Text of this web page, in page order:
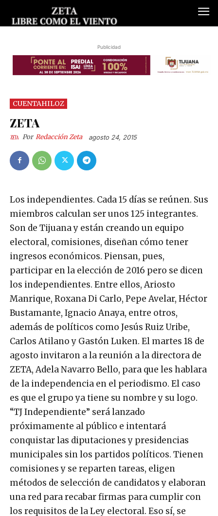
Publicidad
CUENTAHILOZ
ZETA
Por Redacción Zeta agosto 24, 2015
Los independientes. Cada 15 días se reúnen. Sus
miembros calculan ser unos 125 integrantes.
Son de Tijuana y están creando un equipo
electoral, comisiones, diseñan cómo tener
ingresos económicos. Piensan, pues,
participar en la elección de 2016 pero se dicen
los independientes. Entre ellos, Ariosto
Manrique, Roxana Di Carlo, Pepe Avelar, Héctor
Bustamante, Ignacio Anaya, entre otros,
además de políticos como Jesús Ruiz Uribe,
Carlos Atilano y Gastón Luken. El martes 18 de
agosto invitaron a la reunión a la directora de
ZETA, Adela Navarro Bello, para que les hablara
de la independencia en el periodismo. El caso
es que el grupo ya tiene su nombre y su logo.
“TJ Independiente” será lanzado
próximamente al público e intentará
conquistar las diputaciones y presidencias
municipales sin los partidos políticos. Tienen
comisiones y se reparten tareas, eligen
métodos de selección de candidatos y elaboran
una red para recabar firmas para cumplir con
los requisitos de la Ley electoral. Eso sí, se